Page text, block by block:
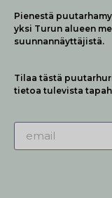
Pienestä
yksi Turun alueen
suunnannäyttäjistä.
Tilaa tästä
tietoa tulevista